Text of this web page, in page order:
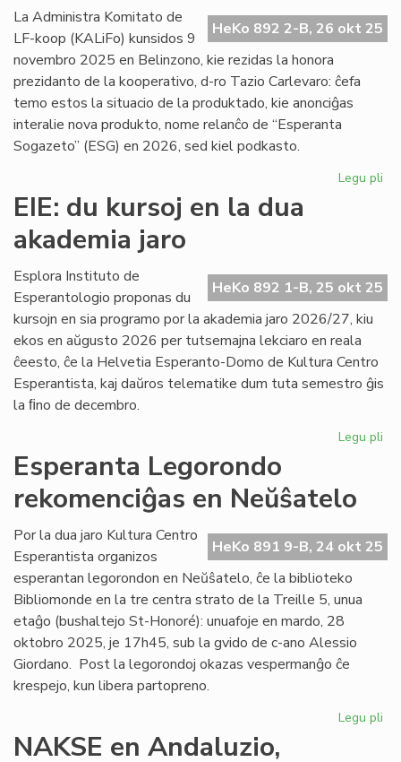
la
silento
Gaza?
HeKo 892 2-B, 26 okt 25
La Administra Komitato de
LF-koop (KALiFo) kunsidos 9
novembro 2025 en Belinzono, kie rezidas la honora
prezidanto de la kooperativo, d-ro Tazio Carlevaro: ĉefa
temo estos la situacio de la produktado, kie anonciĝas
interalie nova produkto, nome relanĉo de “Esperanta
Sogazeto” (ESG) en 2026, sed kiel podkasto.
Legu pli
EIE: du kursoj en la dua
akademia jaro
HeKo 892 1-B, 25 okt 25
Esplora Instituto de
Esperantologio proponas du
kursojn en sia programo por la akademia jaro 2026/27, kiu
ekos en aŭgusto 2026 per tutsemajna lekciaro en reala
ĉeesto, ĉe la Helvetia Esperanto-Domo de Kultura Centro
Esperantista, kaj daŭros telematike dum tuta semestro ĝis
la ﬁno de decembro.
Legu pli
la
Esperanta Legorondo
rekomenciĝas en Neŭŝatelo
HeKo 891 9-B, 24 okt 25
Por la dua jaro Kultura Centro
Esperantista organizos
esperantan legorondon en Neŭŝatelo, ĉe la biblioteko
Bibliomonde en la tre centra strato de la Treille 5, unua
etaĝo (bushaltejo St-Honoré): unuafoje en mardo, 28
oktobro 2025, je 17h45, sub la gvido de c-ano Alessio
Giordano. Post la legorondoj okazas vespermanĝo ĉe
krespejo, kun libera partopreno.
Legu pli
NAKSE en Andaluzio,